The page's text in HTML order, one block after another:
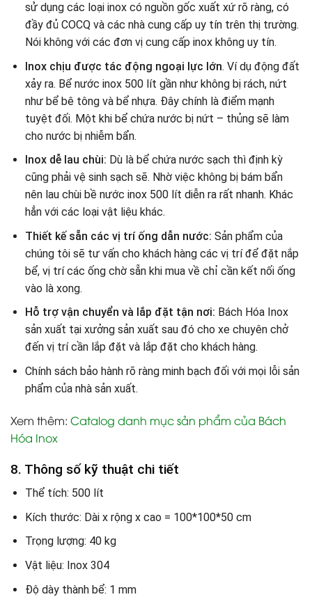
sử dụng các loại inox có nguồn gốc xuất xứ rõ ràng, có
đầy đủ COCQ và các nhà cung cấp uy tín trên thị trường.
Nói không với các đơn vị cung cấp inox không uy tín.
Inox chịu được tác động ngoại lực lớn. Ví dụ động đất
xảy ra. Bể nước inox 500 lít gần như không bị rách, nứt
như bể bê tông và bể nhựa. Đây chính là điểm mạnh
tuyệt đối. Một khi bể chứa nước bị nứt – thủng sẽ làm
cho nước bị nhiễm bẩn.
Inox dễ lau chùi: Dù là bể chứa nước sạch thì định kỳ
cũng phải vệ sinh sạch sẽ. Nhờ việc không bị bám bẩn
nên lau chùi bề nước inox 500 lít diễn ra rất nhanh. Khác
hẳn với các loại vật liệu khác.
Thiết kế sẵn các vị trí ống dẫn nước: Sản phẩm của
chúng tôi sẽ tư vấn cho khách hàng các vị trí để đặt nắp
bể, vị trí các ống chờ sẵn khi mua về chỉ cần kết nối ống
vào là xong.
Hỗ trợ vận chuyển và lắp đặt tận nơi: Bách Hóa Inox
sản xuất tại xưởng sản xuất sau đó cho xe chuyên chở
đến vị trí cần lắp đặt và lắp đặt cho khách hàng.
Chính sách bảo hành rõ ràng minh bạch đối với mọi lỗi sản
phẩm của nhà sản xuất.
Xem thêm: Catalog danh mục sản phẩm của Bách
Hóa Inox
8. Thông số kỹ thuật chi tiết
Thể tích: 500 lít
Kích thước: Dài x rộng x cao = 100*100*50 cm
Trọng lượng: 40 kg
Vật liệu: Inox 304
Độ dày thành bể: 1 mm